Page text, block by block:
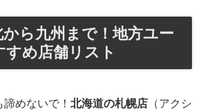
ら九州まで！地方ユー
め店舗リスト
めないで！ 北海道の札幌店 （アクシ